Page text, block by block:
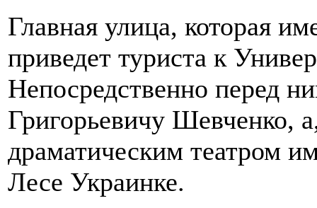
Главная улица, которая
приведет туриста к
Непосредственно перед
Григорьевичу Шевченко,
драматическим театром
Лесе Украинке.